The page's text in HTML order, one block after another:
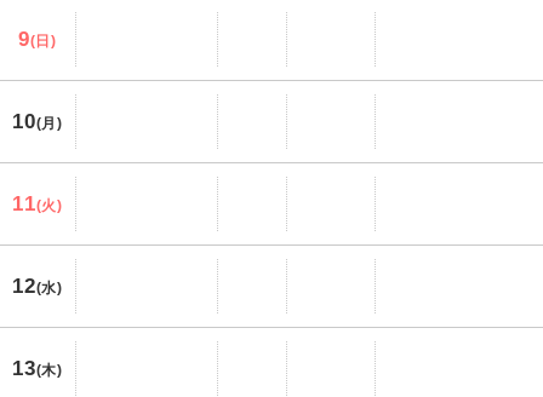
9(日)
10(月)
11(火)
12(水)
13(木)